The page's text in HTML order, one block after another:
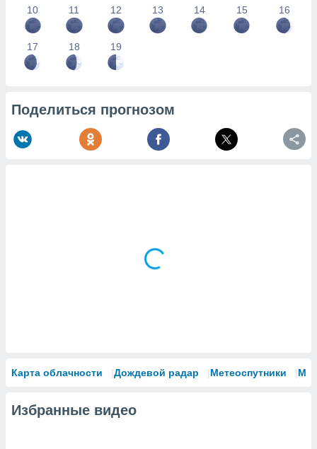
10 11 12 13 14 15 16
17 18 19
Поделиться прогнозом
Карта облачности Дождевой радар Метеоспутники
Избранные видео